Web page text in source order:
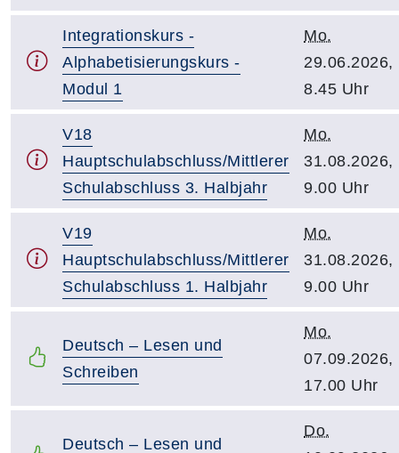
Integrationskurs -
Alphabetisierungskurs -
Modul 1
Mo.
29.06.2026,
8.45 Uhr
V18
Hauptschulabschluss/Mittlerer
Schulabschluss 3. Halbjahr
Mo.
31.08.2026,
9.00 Uhr
V19
Hauptschulabschluss/Mittlerer
Schulabschluss 1. Halbjahr
Mo.
31.08.2026,
9.00 Uhr
Deutsch – Lesen und
Schreiben
Mo.
07.09.2026,
17.00 Uhr
Deutsch – Lesen und
Do.